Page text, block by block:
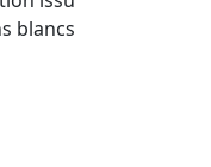
blancs